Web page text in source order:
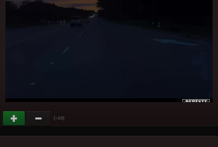
(+119)